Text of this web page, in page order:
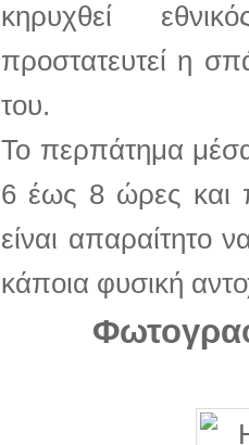
κηρυχθεί
προστατευτεί η
του.
Το περπάτημα μέσα
6 έως 8 ώρες και
είναι απαραίτητο
κάποια φυσική